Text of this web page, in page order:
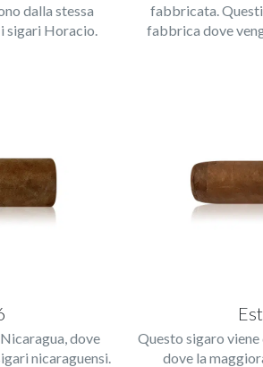
dalla stessa
sigari Horacio.
fabbricata.
fabbrica dove
dove
nicaraguensi.
Questo sigaro
dove la